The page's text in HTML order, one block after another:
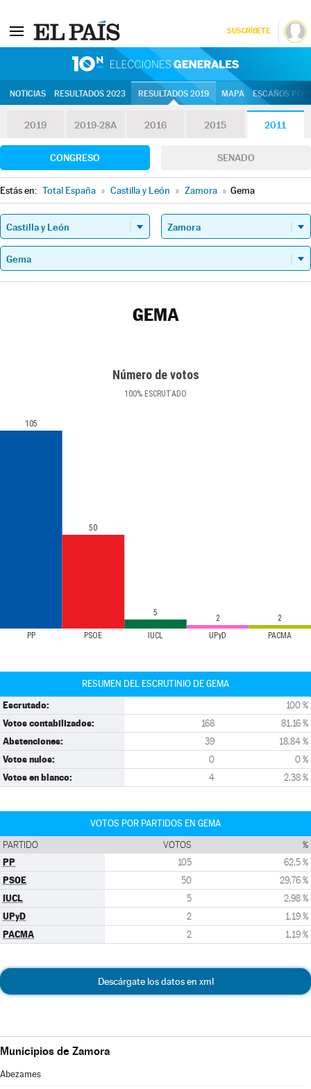
SUSCRÍBETE
NOTICIAS RESULTADOS 2023 RESULTADOS 2019 MAPA ESCAÑOS
2019 2019-28A 2016 2015 2011
CONGRESO SENADO
Estás en: Total España » Castilla y León » Zamora » Gema
GEMA
Número de votos
100% ESCRUTADO
PP PSOE IUCL UPyD PACMA
105
50
5
2 2
RESUMEN DEL ESCRUTINIO DE GEMA
Escrutado: 100 %
Votos contabilizados: 168 81,16 %
Abstenciones: 39 18,84 %
Votos nulos: 0 0 %
Votos en blanco: 4 2,38 %
VOTOS POR PARTIDOS EN GEMA
PARTIDO VOTOS %
PP 105 62,5 %
PSOE 50 29,76 %
IUCL 5 2,98 %
UPyD 2 1,19 %
PACMA 2 1,19 %
Descárgate los datos en xml
Municipios de Zamora
Abezames